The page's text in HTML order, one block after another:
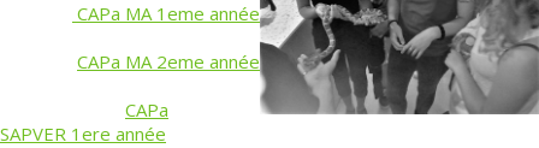
CAPa MA 1eme année
CAPa MA 2eme année
CAPa
SAPVER 1ere année